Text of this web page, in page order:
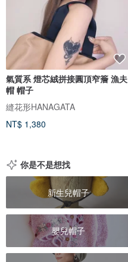
氣質系 燈芯絨拼接圓頂窄簷 漁夫
帽 帽子
縫花形HANAGATA
NT$ 1,380
你是不是想找
新生兒帽子
嬰兒帽子